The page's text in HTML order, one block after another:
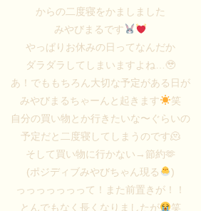
からの二度寝をかましました
みやびまるです
やっぱりお休みの日ってなんだか
ダラダラしてしまいますよね…🥹
あ！でももちろん大切な予定がある日が
みやびまるちゃーんと起きます
笑
自分の買い物とか行きたいな〜ぐらいの
予定だと二度寝してしまうのです🫠
そして買い物に行かない→節約🫶
(ポジディブみやびちゃん現る
)
っっっっっっって！また前置きが！！
とんでもなく長くなりましたが
笑